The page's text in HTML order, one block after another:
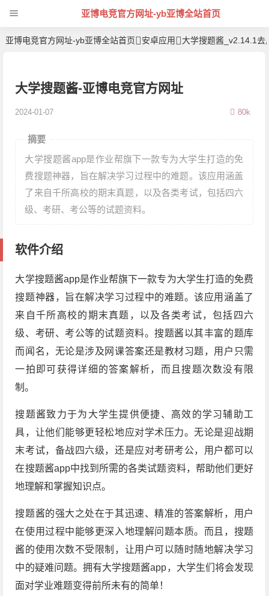
亚博电竞官方网址-yb亚博全站首页
亚博电竞官方网址-yb亚博全站首页 安卓应用 大学搜题酱_v2.14.1去
大学搜题酱-亚博电竞官方网址
2024-01-07 80k
摘要
大学搜题酱app是作业帮旗下一款专为大学生打造的免
费搜题神器，旨在解决学习过程中的难题。该应用涵盖
了来自千所高校的期末真题，以及各类考试，包括四六
级、考研、考公等的试题资料。
软件介绍
大学搜题酱app是作业帮旗下一款专为大学生打造的免费
搜题神器，旨在解决学习过程中的难题。该应用涵盖了
来自千所高校的期末真题，以及各类考试，包括四六
级、考研、考公等的试题资料。搜题酱以其丰富的题库
而闻名，无论是涉及网课答案还是教材习题，用户只需
一拍即可获得详细的答案解析，而且搜题次数没有限
制。
搜题酱致力于为大学生提供便捷、高效的学习辅助工
具，让他们能够更轻松地应对学术压力。无论是迎战期
末考试，备战四六级，还是应对考研考公，用户都可以
在搜题酱app中找到所需的各类试题资料，帮助他们更好
地理解和掌握知识点。
搜题酱的强大之处在于其迅速、精准的答案解析，用户
在使用过程中能够更深入地理解问题本质。而且，搜题
酱的使用次数不受限制，让用户可以随时随地解决学习
中的疑难问题。拥有大学搜题酱app，大学生们将会发现
面对学业难题变得前所未有的简单！